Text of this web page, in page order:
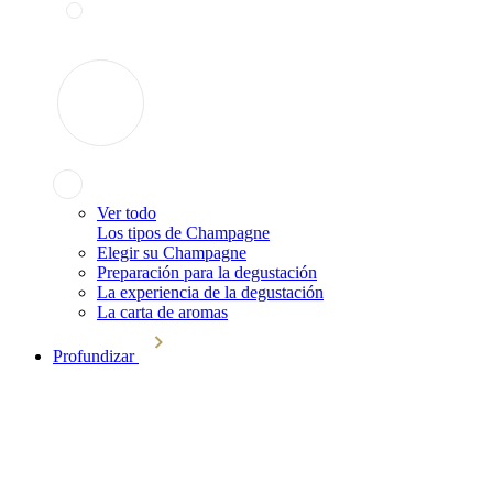
Ver todo
Los tipos de Champagne
Elegir su Champagne
Preparación para la degustación
La experiencia de la degustación
La carta de aromas
Profundizar